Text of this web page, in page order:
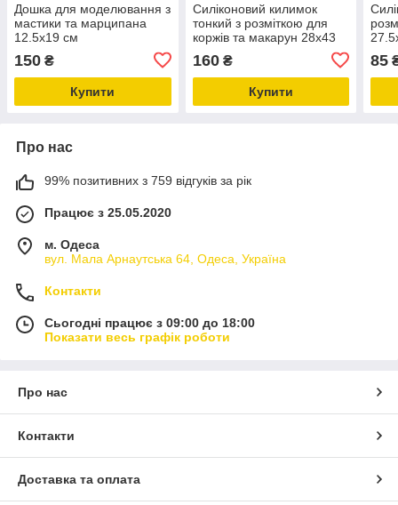
Дошка для моделювання з
мастики та марципана
12.5х19 см
150 ₴
Купити
Силіконовий килимок
тонкий з розміткою для
коржів та макарун 28х43
160₴
Купити
85
Про нас
99% позитивних з 759 відгуків за рік
Працює з 25.05.2020
м. Одеса
вул. Мала Арнаутська 64, Одеса, Україна
Контакти
Сьогодні працює з 09:00 до 18:00
Показати весь графік роботи
Про нас
Контакти
Доставка та оплата